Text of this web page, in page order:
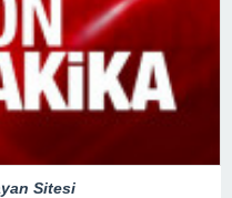
Sitesi